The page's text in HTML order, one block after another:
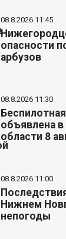
08.8.2026 11:45
опасности
арбузов
08.8.2026 11:30
объявлена
области 8
08.8.2026 11:00
Нижнем
непогоды